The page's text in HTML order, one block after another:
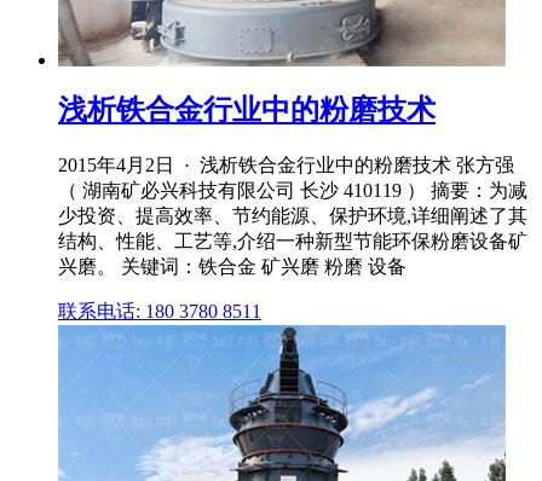
浅析铁合金行业中的粉磨技术
2015年4月2日 · 浅析铁合金行业中的粉磨技术 张方强
（ 湖南矿必兴科技有限公司 长沙 410119 ） 摘要：为减
少投资、提高效率、节约能源、保护环境,详细阐述了其
结构、性能、工艺等,介绍一种新型节能环保粉磨设备矿
兴磨。 关键词：铁合金 矿兴磨 粉磨 设备
联系电话: 180 3780 8511